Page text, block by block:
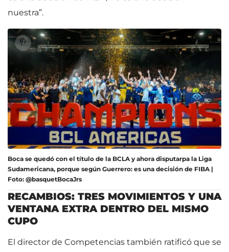
nuestra”.
Boca se quedó con el título de la BCLA y ahora disputarpa la Liga
Sudamericana, porque según Guerrero: es una decisión de FIBA |
Foto: @basquetBocaJrs
RECAMBIOS: TRES MOVIMIENTOS Y UNA
VENTANA EXTRA DENTRO DEL MISMO
CUPO
El director de Competencias también ratificó que se